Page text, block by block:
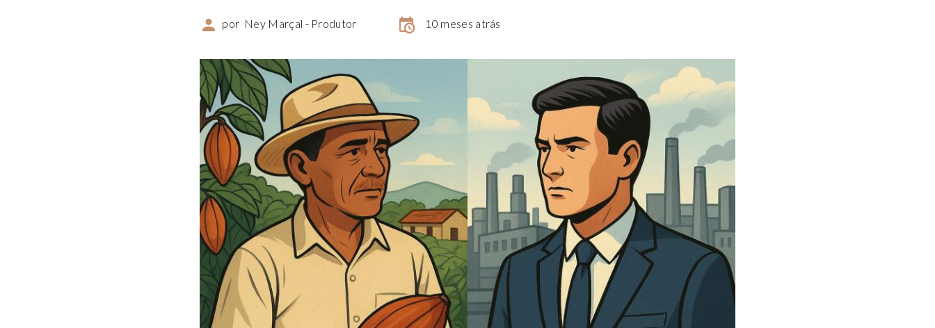
por Ney Marçal - Produtor 10 meses atrás